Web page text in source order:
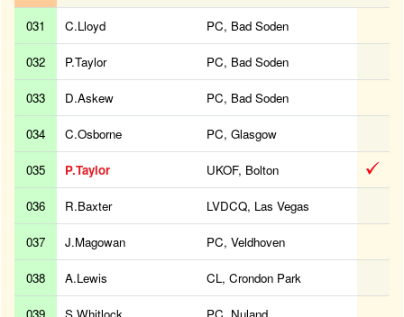
031 C.Lloyd PC, Bad Soden
032 P.Taylor PC, Bad Soden
033 D.Askew PC, Bad Soden
034 C.Osborne PC, Glasgow
035 P.Taylor UKOF, Bolton
036 R.Baxter LVDCQ, Las Vegas
037 J.Magowan PC, Veldhoven
038 A.Lewis CL, Crondon Park